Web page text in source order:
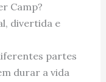
Camp?
divertida e
partes
durar a vida